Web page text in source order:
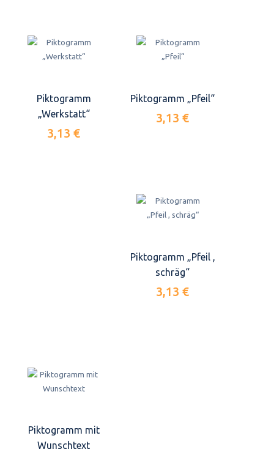
Piktogramm
„Werkstatt“
3,13 €
Piktogramm „Pfeil“
3,13 €
Piktogramm „Pfeil ,
schräg“
3,13 €
Piktogramm mit
Wunschtext